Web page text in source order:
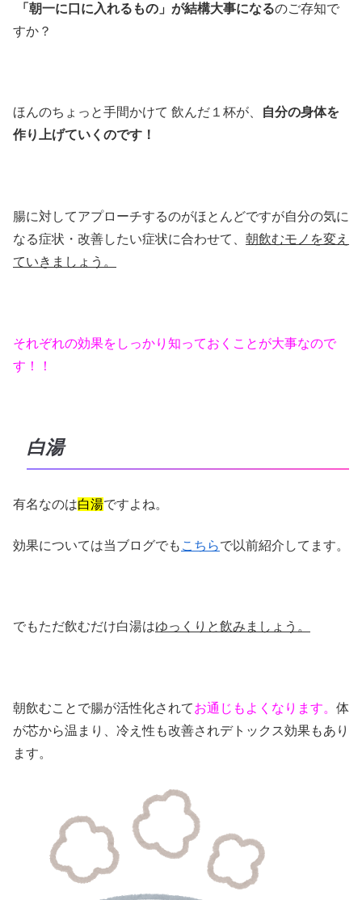
「朝一に口に入れるもの」が結構大事になるのご存知で
すか？
ほんのちょっと手間かけて 飲んだ１杯が、
自分の身体を
作り上げていくのです！
腸に対してアプローチするのがほとんどですが自分の気に
なる症状・改善したい症状に合わせて、 朝飲むモノを変え
ていきましょう。
それぞれの効果をしっかり知っておくことが大事なので
す！！
白湯
有名なのは白湯ですよね。
効果については当ブログでも こちらで以前紹介してます。
でもただ飲むだけ白湯はゆっくりと飲みましょう。
朝飲むことで腸が活性化されてお通じもよくなります。 体
が芯から温まり、冷え性も改善されデトックス効果もあり
ます。